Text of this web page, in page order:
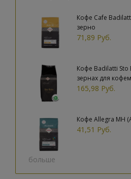
Кофе Cafe
зерно
71,89 Руб.
Кофе Badilatti Sto
зернах для
165,98 Руб.
Кофе Allegra MH
41,51 Руб.
больше